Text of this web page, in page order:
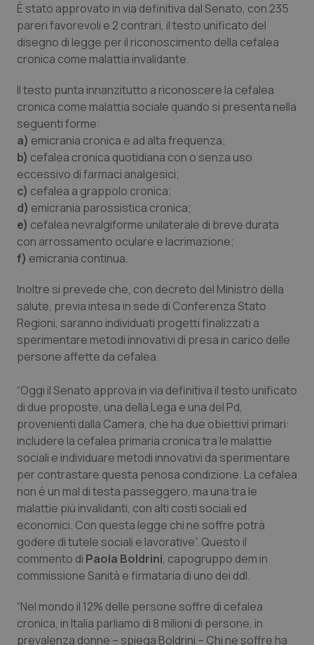
Calabria
Campania
Emilia-Romagna
Friuli Venezia Giulia
Lazio
Liguria
Lombardia
Marche
Molise
Piemonte
Provincia Autonoma di Trento
Puglia
Sardegna
Sicilia
Toscana
Valle D’Aosta
Asma & BPCO
Car-T
Colesterolo & coronaropatie
Dermatite Atopica
Diabete & glucometri
Disturbi dell’umore
Dolore
Donna & Salute
Epatiti
HIV
Ipertensione & Scompenso
Malattie rare
Malattia di Crohn & Rettocolite Ulcerosa
Neuroscienze & patologie neurodegenerative
Obesità
Oncodermatologia
È stato approvato in via definitiva dal Senato, con 235
pareri favorevoli e 2 contrari, il testo unificato del
disegno di legge per il riconoscimento della cefalea
cronica come malattia invalidante.
Il testo punta innanzitutto a riconoscere la cefalea
cronica come malattia sociale quando si presenta nella
seguenti forme:
a) emicrania cronica e ad alta frequenza;
b) cefalea cronica quotidiana con o senza uso
eccessivo di farmaci analgesici;
c) cefalea a grappolo cronica;
d) emicrania parossistica cronica;
e) cefalea nevralgiforme unilaterale di breve durata
con arrossamento oculare e lacrimazione;
f) emicrania continua.
Inoltre si prevede che, con decreto del Ministro della
salute, previa intesa in sede di Conferenza Stato
Regioni, saranno individuati progetti finalizzati a
sperimentare metodi innovativi di presa in carico delle
persone affette da cefalea.
“Oggi il Senato approva in via definitiva il testo unificato
di due proposte, una della Lega e una del Pd,
provenienti dalla Camera, che ha due obiettivi primari:
includere la cefalea primaria cronica tra le malattie
sociali e individuare metodi innovativi da sperimentare
per contrastare questa penosa condizione. La cefalea
non è un mal di testa passeggero, ma una tra le
malattie più invalidanti, con alti costi sociali ed
economici. Con questa legge chi ne soffre potrà
godere di tutele sociali e lavorative”. Questo il
commento di Paola Boldrini, capogruppo dem in
commissione Sanità e firmataria di uno dei ddl.
“Nel mondo il 12% delle persone soffre di cefalea
cronica, in Italia parliamo di 8 milioni di persone, in
prevalenza donne – spiega Boldrini – Chi ne soffre ha